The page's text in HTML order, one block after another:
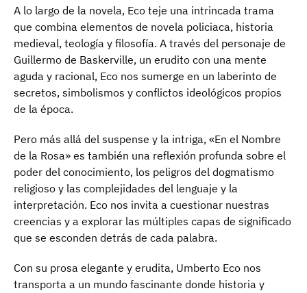
A lo largo de la novela, Eco teje una intrincada trama
que combina elementos de novela policiaca, historia
medieval, teología y filosofía. A través del personaje de
Guillermo de Baskerville, un erudito con una mente
aguda y racional, Eco nos sumerge en un laberinto de
secretos, simbolismos y conflictos ideológicos propios
de la época.
Pero más allá del suspense y la intriga, «En el Nombre
de la Rosa» es también una reflexión profunda sobre el
poder del conocimiento, los peligros del dogmatismo
religioso y las complejidades del lenguaje y la
interpretación. Eco nos invita a cuestionar nuestras
creencias y a explorar las múltiples capas de significado
que se esconden detrás de cada palabra.
Con su prosa elegante y erudita, Umberto Eco nos
transporta a un mundo fascinante donde historia y